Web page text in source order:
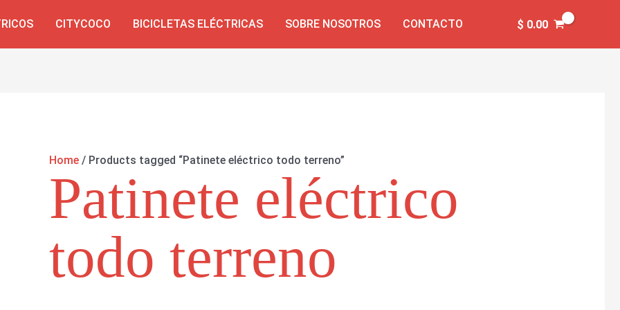
CITYCOCO BICICLETAS ELÉCTRICAS SOBRE NOSOTROS CONTACTO $ 0.00
Home/ Products tagged “Patinete eléctrico todo terreno”
Patinete eléctrico
todo terreno